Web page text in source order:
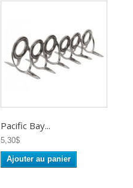
Pacific Bay...
5,30$
Ajouter au panier